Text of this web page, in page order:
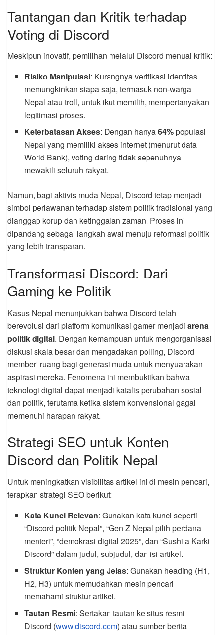
Tantangan dan Kritik terhadap
Voting di Discord
Meskipun inovatif, pemilihan melalui Discord menuai kritik:
Risiko Manipulasi: Kurangnya verifikasi identitas
memungkinkan siapa saja, termasuk non-warga
Nepal atau troll, untuk ikut memilih, mempertanyakan
legitimasi proses.
Keterbatasan Akses: Dengan hanya64%populasi
Nepal yang memiliki akses internet (menurut data
World Bank), voting daring tidak sepenuhnya
mewakili seluruh rakyat.
Namun, bagi aktivis muda Nepal, Discord tetap menjadi
simbol perlawanan terhadap sistem politik tradisional yang
dianggap korup dan ketinggalan zaman. Proses ini
dipandang sebagai langkah awal menuju reformasi politik
yang lebih transparan.
Transformasi Discord: Dari
Gaming ke Politik
Kasus Nepal menunjukkan bahwa Discord telah
berevolusi dari platform komunikasi gamer menjadi arena
politik digital. Dengan kemampuan untuk mengorganisasi
diskusi skala besar dan mengadakan polling, Discord
memberi ruang bagi generasi muda untuk menyuarakan
aspirasi mereka. Fenomena ini membuktikan bahwa
teknologi digital dapat menjadi katalis perubahan sosial
dan politik, terutama ketika sistem konvensional gagal
memenuhi harapan rakyat.
Strategi SEO untuk Konten
Discord dan Politik Nepal
Untuk meningkatkan visibilitas artikel ini di mesin pencari,
terapkan strategi SEO berikut:
Kata Kunci Relevan: Gunakan kata kunci seperti
“Discord politik Nepal”, “Gen Z Nepal pilih perdana
menteri”, “demokrasi digital 2025”, dan “Sushila Karki
Discord” dalam judul, subjudul, dan isi artikel.
Struktur Konten yang Jelas: Gunakan heading (H1,
H2, H3) untuk memudahkan mesin pencari
memahami struktur artikel.
Tautan Resmi: Sertakan tautan ke situs resmi
Discord (www.discord.com) atau sumber berita